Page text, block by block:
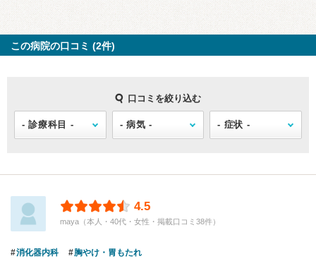
この病院の口コミ (2件)
口コミを絞り込む
4.5
maya（本人・40代・女性・掲載口コミ38件）
消化器内科 胸やけ・胃もたれ